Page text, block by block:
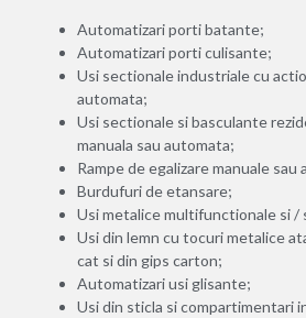
Automatizari porti batante;
Automatizari porti culisante;
Usi sectionale industriale cu
automata;
Usi sectionale si basculante
manuala sau automata;
Rampe de egalizare manuale
Burdufuri de etansare;
Usi metalice multifunctionale si /
Usi din lemn cu tocuri metalice
cat si din gips carton;
Automatizari usi glisante;
Usi din sticla si compartimentari